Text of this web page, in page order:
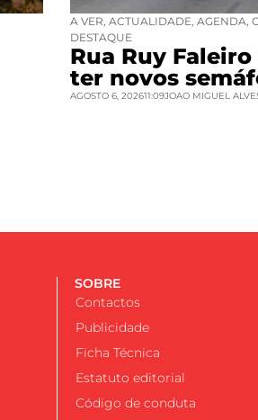
A VER ACTUALIDADE AGENDA
DESTAQUE
Rua Ruy Faleiro
ter novos
AGOSTO 6, 202611:09JOAO MIGUEL
SOBRE
Contactos
Publicidade
Ficha Técnica
Estatuto editorial
Código de conduta